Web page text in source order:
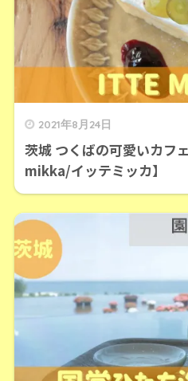
2021年8月24日
茨城 つくばの可愛いカフ
mikka/イッテミッカ】